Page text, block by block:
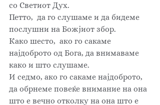
со Светиот Дух.
Петто,  да го слушаме и да бидеме
послушни на Божјиот збор.
Како шесто,  ако го сакаме
најдоброто од Бога, да внимаваме
како и што слушаме.
И седмо, ако го сакаме најдоброто,
да обрнеме повеќе внимание на она
што е вечно отколку на она што е